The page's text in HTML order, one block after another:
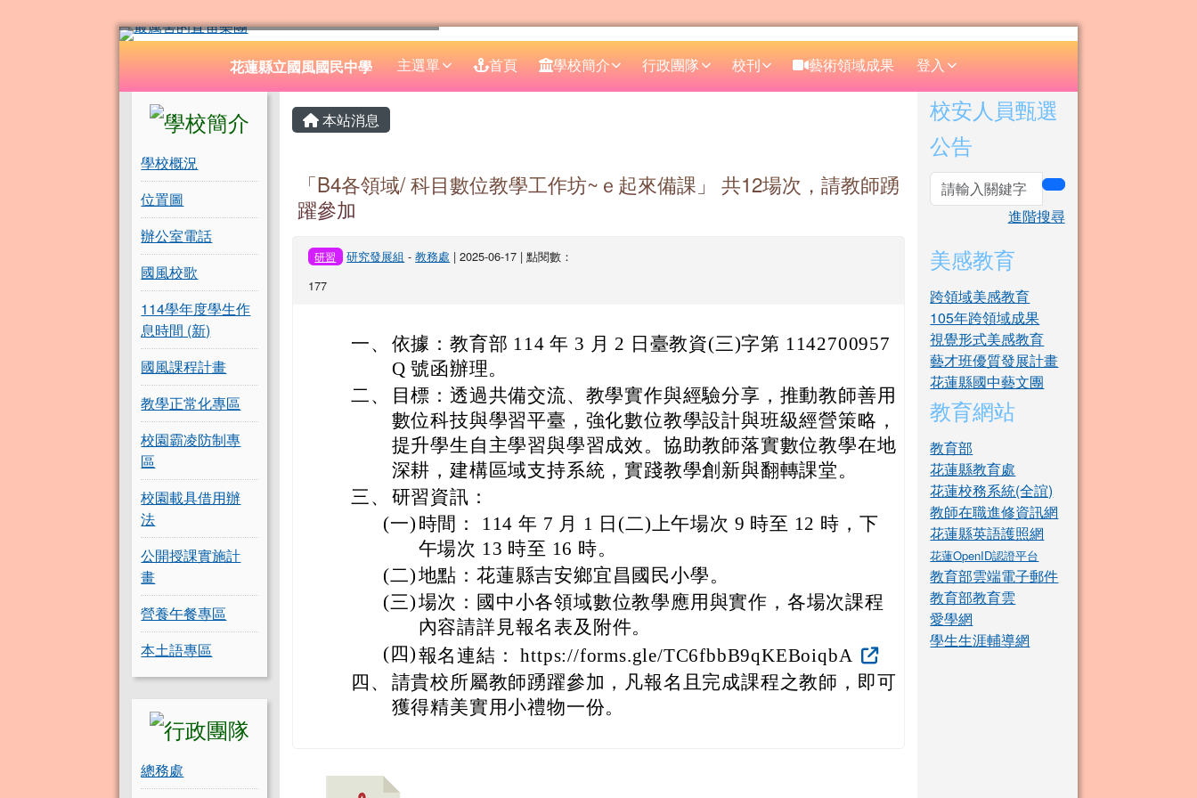
花蓮縣立國風國民中學
導覽列 花蓮縣立國風國民中學 主選單 首頁 學校簡介 行政團隊 校刊 藝術領域成果 登入
左邊區域內容
學校概況
位置圖
辦公室電話
國風校歌
114學年度學生作
息時間 (新)
國風課程計畫
教學正常化專區
校園霸凌防制專
區
校園載具借用辦
法
公開授課實施計
畫
營養午餐專區
本土語專區
總務處
主內容區域
本站消息
「B4各領域/ 科目數位教學工作坊~ｅ起來備課」 共12場次，請教師踴
躍參加
研習 研究發展組 -教務處 | 2025-06-17 | 點閱數：
177
一、 依據：教育部 114 年 3 月 2 日臺教資(三)字第 1142700957
Q 號函辦理。
二、
目標：透過共備交流、教學實作與經驗分享，推動教師善用
數位科技與學習平臺，強化數位教學設計與班級經營策略，
提升學生自主學習與學習成效。協助教師落實數位教學在地
深耕，建構區域支持系統，實踐教學創新與翻轉課堂。
三、 研習資訊：
(一) 時間： 114 年 7 月 1 日(二)上午場次 9 時至 12 時，下
午場次 13 時至 16 時。
(二)地點：花蓮縣吉安鄉宜昌國民小學。
(三)場次：國中小各領域數位教學應用與實作，各場次課程
內容請詳見報名表及附件。
(四)報名連結： https://forms.gle/TC6fbbB9qKEBoiqbA
四、 請貴校所屬教師踴躍參加，凡報名且完成課程之教師，即可
獲得精美實用小禮物一份。
右邊區域內容
校安人員甄選
公告
search
進階搜尋
美感教育
跨領域美感教育
105年跨領域成果
視覺形式美感教育
藝才班優質發展計畫
花蓮縣國中藝文團
教育網站
教育部
花蓮縣教育處
花蓮校務系統(全誼)
教師在職進修資訊網
花蓮縣英語護照網
花蓮OpenID認證平台
教育部雲端電子郵件
教育部教育雲
愛學網
學生生涯輔導網
頁尾區域